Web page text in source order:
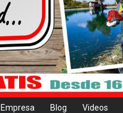
Empresa Blog Videos